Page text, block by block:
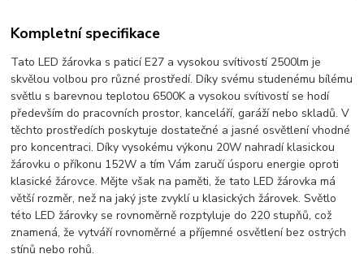
Kompletní specifikace
Tato LED žárovka s paticí E27 a vysokou svítivostí 2500lm je
skvělou volbou pro různé prostředí. Díky svému studenému bílému
světlu s barevnou teplotou 6500K a vysokou svítivostí se hodí
především do pracovních prostor, kanceláří, garáží nebo skladů. V
těchto prostředích poskytuje dostatečné a jasné osvětlení vhodné
pro koncentraci. Díky vysokému výkonu 20W nahradí klasickou
žárovku o příkonu 152W a tím Vám zaručí úsporu energie oproti
klasické žárovce. Mějte však na paměti, že tato LED žárovka má
větší rozměr, než na jaký jste zvyklí u klasických žárovek. Světlo
této LED žárovky se rovnoměrně rozptyluje do 220 stupňů, což
znamená, že vytváří rovnoměrné a příjemné osvětlení bez ostrých
stínů nebo rohů.